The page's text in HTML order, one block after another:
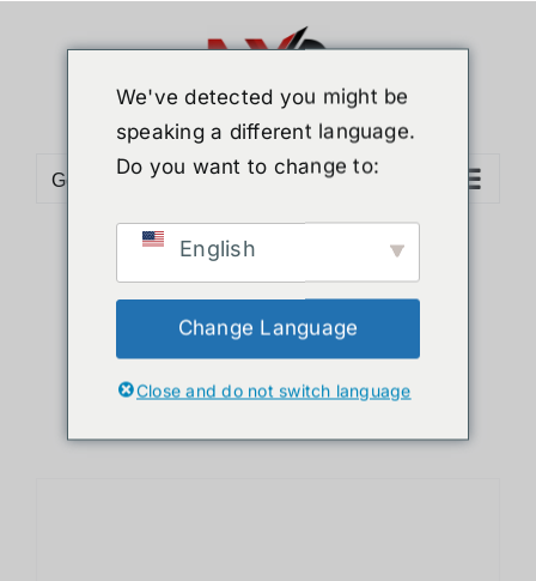
Go to...
Sort byDate
Show12 Products
We've detected you might be
speaking a different language.
Do you want to change to:
English
Change Language
Close and do not switch language